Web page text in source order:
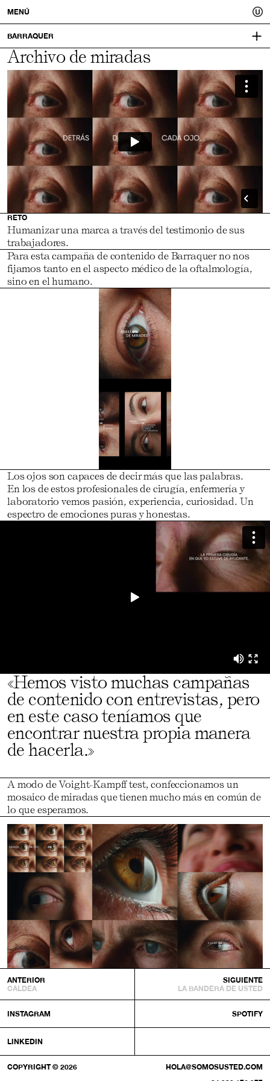
Usted.
Un
mejor
tú.
MENÚ
BARRAQUER
REALIZACIÓN:
USTED
DIRECCIÓN DE FOTO:
KIKU PIÑOL
PRODUCCIÓN:
BY AMIGA
PRODUCCIÓN
Archivo de miradas
RETO
Humanizar una marca a través del testimonio de sus
trabajadores.
Para esta campaña de contenido de Barraquer no nos
fijamos tanto en el aspecto médico de la oftalmología,
sino en el humano.
Los ojos son capaces de decir más que las palabras.
En los de estos profesionales de cirugía, enfermería y
laboratorio vemos pasión, experiencia, curiosidad. Un
espectro de emociones puras y honestas.
«Hemos visto muchas campañas
de contenido con entrevistas, pero
en este caso teníamos que
encontrar nuestra propia manera
de hacerla.»
A modo de Voight-Kampff test, confeccionamos un
mosaico de miradas que tienen mucho más en común de
lo que esperamos.
ANTERIOR
CALDEA
SIGUIENTE
LA BANDERA DE USTED
INSTAGRAM SPOTIFY
LINKEDIN
COPYRIGHT © 2026
HOLA@SOMOSUSTED.COM